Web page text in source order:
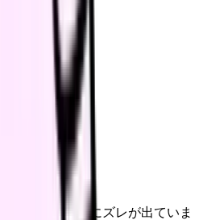
入職後の現実にズレが出ていま